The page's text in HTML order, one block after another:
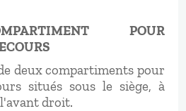
POUR
deux compartiments pour
situés sous le siège, à
droit.